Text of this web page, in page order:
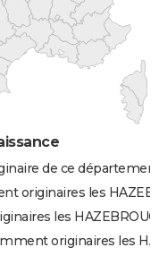
de ce
originaires les
les
originaires les